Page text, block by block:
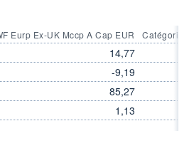
Eurp Ex-UK Mccp A Cap EUR
14,77
-9,19
85,27
1,13
Catégorie